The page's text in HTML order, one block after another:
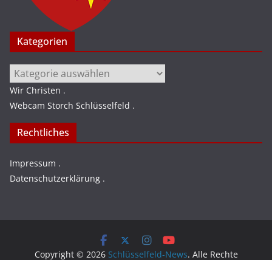
Kategorien
Kategorien
Wir Christen .
Webcam Storch Schlüsselfeld .
Rechtliches
Impressum .
Datenschutzerklärung .
Copyright © 2026 Schlüsselfeld-News. Alle Rechte